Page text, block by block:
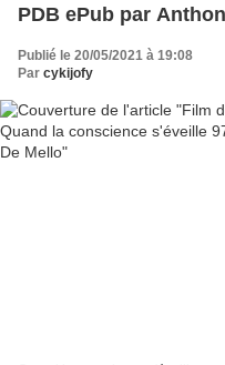
PDB ePub par
Publié le 20/05/2021 à 19:08
Par cykijofy